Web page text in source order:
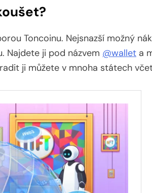
Toncoinu. Nejsnazší možný
Najdete ji pod názvem @wallet a
ji můžete v mnoha státech